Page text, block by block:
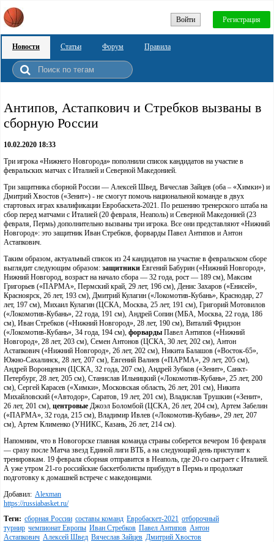
Войти Регистрация
Новости Статьи Форум Правила
Антипов, Астапкович и Стребков вызваны в
сборную России
10.02.2020 18:33
Три игрока «Нижнего Новгорода» пополнили список кандидатов на участие в
февральских матчах с Италией и Северной Македонией.
Три защитника сборной России — Алексей Швед, Вячеслав Зайцев (оба – «Химки») и
Дмитрий Хвостов («Зенит») - не смогут помочь национальной команде в двух
стартовых играх квалификации Евробаскета-2021. По решению тренерского штаба на
сбор перед матчами с Италией (20 февраля, Неаполь) и Северной Македонией (23
февраля, Пермь) дополнительно вызваны три игрока. Все они представляют «Нижний
Новгород»: это защитник Иван Стребков, форварды Павел Антипов и Антон
Астапкович.
Таким образом, актуальный список из 24 кандидатов на участие в февральском сборе
выглядит следующим образом: защитники Евгений Бабурин («Нижний Новгород»,
Нижний Новгород, возраст на начало сбора — 32 года, рост — 189 см), Максим
Григорьев («ПАРМА», Пермский край, 29 лет, 196 см), Денис Захаров («Енисей»,
Красноярск, 26 лет, 193 см), Дмитрий Кулагин («Локомотив-Кубань», Краснодар, 27
лет, 197 см), Михаил Кулагин (ЦСКА, Москва, 25 лет, 191 см), Григорий Мотовилов
(«Локомотив-Кубань», 22 года, 191 см), Андрей Сопин (МБА, Москва, 22 года, 186
см), Иван Стребков («Нижний Новгород», 28 лет, 190 см), Виталий Фридзон
(«Локомотив-Кубань», 34 года, 194 см), форварды Павел Антипов («Нижний
Новгород», 28 лет, 203 см), Семен Антонов (ЦСКА, 30 лет, 202 см), Антон
Астапкович («Нижний Новгород», 26 лет, 202 см), Никита Балашов («Восток-65»,
Южно-Сахалинск, 28 лет, 207 см), Евгений Валиев («ПАРМА», 29 лет, 205 см),
Андрей Воронцевич (ЦСКА, 32 года, 207 см), Андрей Зубков («Зенит», Санкт-
Петербург, 28 лет, 205 см), Станислав Ильницкий («Локомотив-Кубань», 25 лет, 200
см), Сергей Карасев («Химки», Московская область, 26 лет, 201 см), Никита
Михайловский («Автодор», Саратов, 19 лет, 201 см), Владислав Трушкин («Зенит»,
26 лет, 201 см), центровые Джоэл Боломбой (ЦСКА, 26 лет, 204 см), Артем Забелин
(«ПАРМА», 32 года, 215 см), Владимир Ивлев («Локомотив-Кубань», 29 лет, 207
см), Артем Клименко (УНИКС, Казань, 26 лет, 214 см).
Напомним, что в Новогорске главная команда страны соберется вечером 16 февраля
— сразу после Матча звезд Единой лиги ВТБ, а на следующий день приступит к
тренировкам. 19 февраля сборная отправится в Неаполь, где 20-го сыграет с Италией.
А уже утром 21-го российские баскетболисты прибудут в Пермь и продолжат
подготовку к домашней встрече с македонцами.
Добавил: Alexman
https://russiabasket.ru/
Теги: сборная России составы команд Евробаскет-2021 отборочный
турнир чемпионат Европы Иван Стребков Павел Антипов Антон
Астапкович Алексей Швед Вячеслав Зайцев Дмитрий Хвостов